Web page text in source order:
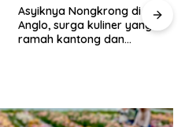
Asyiknya Nongkrong di
Anglo, surga kuliner yang
ramah kantong dan